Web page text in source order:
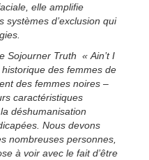
elle amplifie
systèmes d’exclusion qui
Sojourner Truth « Ain’t I
des femmes de
des femmes noires –
caractéristiques
déshumanisation
Nous devons
nombreuses personnes,
à voir avec le fait d’être